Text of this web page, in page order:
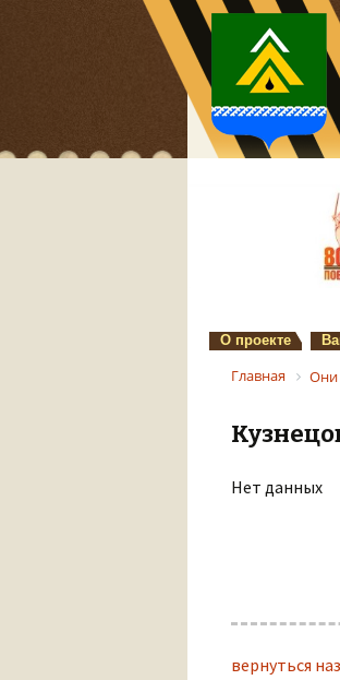
О проекте
Главная Они
Нет данных
вернуться